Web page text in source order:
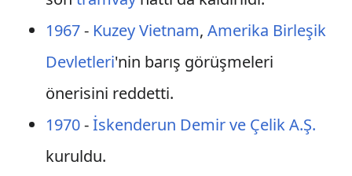
1967- Kuzey Vietnam, Amerika Birleşik
Devletleri'nin barış görüşmeleri
önerisini reddetti.
1970-İskenderun Demir ve Çelik A.Ş.
kuruldu.